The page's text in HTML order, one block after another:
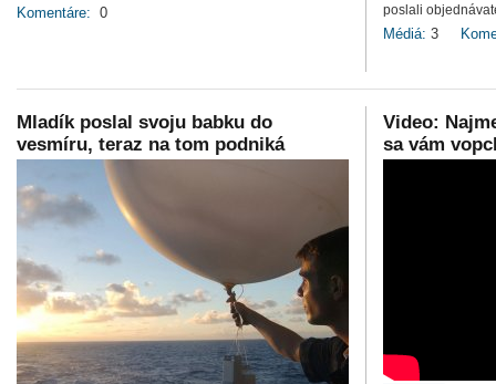
Komentáre: 0
poslali
Médiá: 3
Mladík poslal svoju babku do
vesmíru, teraz na tom podniká
Video:
sa vám